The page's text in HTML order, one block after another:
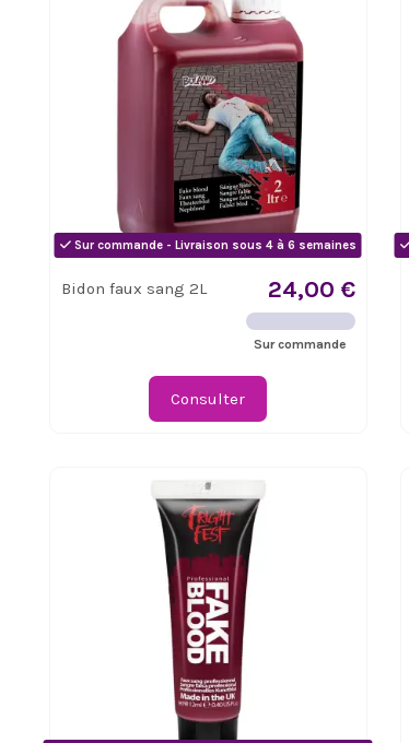
Sur commande - Livraison sous 4 à 6 semaines
Bidon faux sang 2L 24,00 €
Sur commande
Consulter